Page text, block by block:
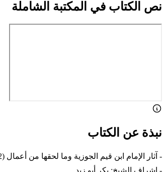
نص الكتاب في المكتبة الشاملة
نبذة عن الكتاب
- آثار الإمام ابن قيم الجوزية وما لحقها من أعمال (2)